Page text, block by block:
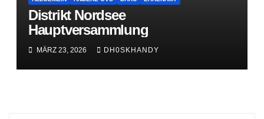
Distrikt Nordsee
Hauptversammlung
MÄRZ 23, 2026 DH0SKHANDY